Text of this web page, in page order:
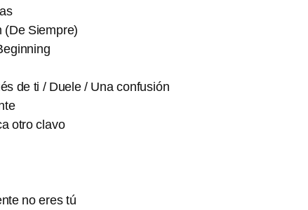
(De Siempre)
de ti / Duele / Una confusión
otro clavo
no eres tú